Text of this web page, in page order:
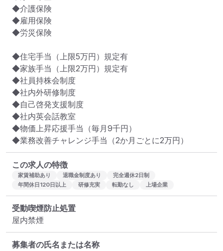
◆介護保険
◆雇用保険
◆労災保険
◆住宅手当（上限5万円）規定有
◆家族手当（上限2万円）規定有
◆社員持株会制度
◆社内外研修制度
◆自己啓発支援制度
◆社内英会話教室
◆物価上昇応援手当（毎月9千円）
◆業務改善チャレンジ手当（2か月ごとに2万円）
この求人の特徴
家賃補助あり 退職金制度あり
完全週休2日制
年間休日120日以上
研修充実 転勤なし 上場企業
受動喫煙防止処置
屋内禁煙
募集者の氏名または名称